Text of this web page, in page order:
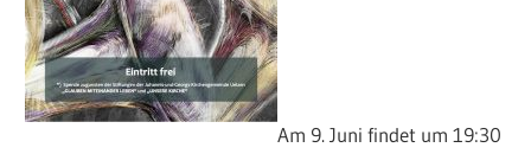
Am 9. Juni findet um 19:30